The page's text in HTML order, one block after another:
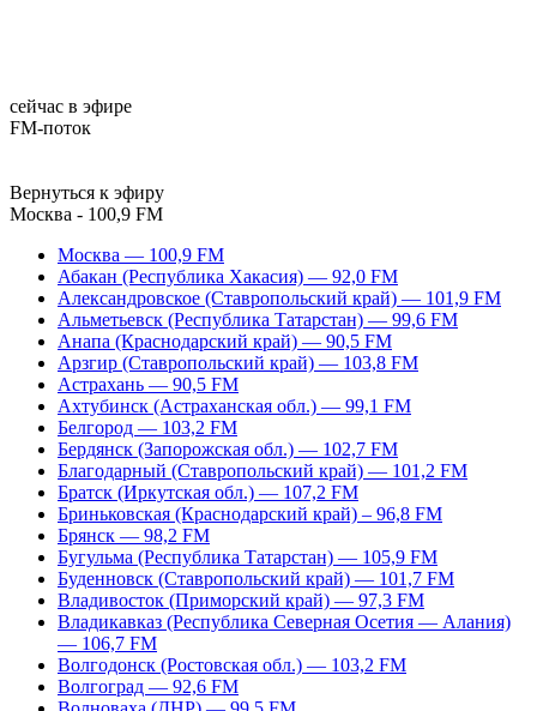
сейчас в эфире
FM-поток
Вернуться к эфиру
Москва - 100,9 FM
Москва — 100,9 FM
Абакан (Республика Хакасия) — 92,0 FM
Александровское (Ставропольский край) — 101,9 FM
Альметьевск (Республика Татарстан) — 99,6 FM
Анапа (Краснодарский край) — 90,5 FM
Арзгир (Ставропольский край) — 103,8 FM
Астрахань — 90,5 FM
Ахтубинск (Астраханская обл.) — 99,1 FM
Белгород — 103,2 FM
Бердянск (Запорожская обл.) — 102,7 FM
Благодарный (Ставропольский край) — 101,2 FM
Братск (Иркутская обл.) — 107,2 FM
Бриньковская (Краснодарский край) – 96,8 FM
Брянск — 98,2 FM
Бугульма (Республика Татарстан) — 105,9 FM
Буденновск (Ставропольский край) — 101,7 FM
Владивосток (Приморский край) — 97,3 FM
Владикавказ (Республика Северная Осетия — Алания)
— 106,7 FM
Волгодонск (Ростовская обл.) — 103,2 FM
Волгоград — 92,6 FM